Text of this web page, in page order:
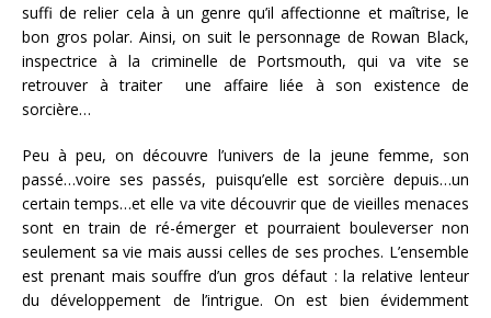
suffi de relier cela à un genre qu’il affectionne et maîtrise, le
bon gros polar. Ainsi, on suit le personnage de Rowan Black,
inspectrice à la criminelle de Portsmouth, qui va vite se
retrouver à traiter une affaire liée à son existence de
sorcière…
Peu à peu, on découvre l’univers de la jeune femme, son
passé…voire ses passés, puisqu’elle est sorcière depuis…un
certain temps…et elle va vite découvrir que de vieilles menaces
sont en train de ré-émerger et pourraient bouleverser non
seulement sa vie mais aussi celles de ses proches. L’ensemble
est prenant mais souffre d’un gros défaut : la relative lenteur
du développement de l’intrigue. On est bien évidemment